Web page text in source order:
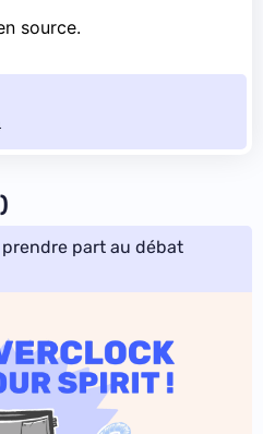
source.
part au débat